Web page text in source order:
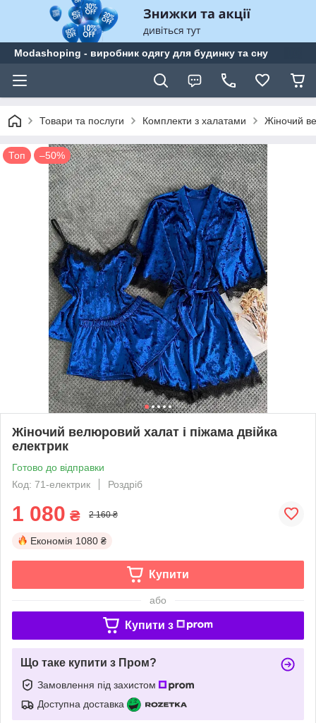
Modashoping - виробник одягу для будинку та сну
Товари та послуги Комплекти з халатами Жіночий
Топ –50%
Жіночий велюровий халат і піжама двійка
електрик
Готово до відправки
Код: 71-електрик
Роздріб
1 080 ₴ 2 160 ₴
Економія 1080 ₴
Купити
або
Купити з
Що таке купити з Пром?
Замовлення під захистом
Доступна доставка